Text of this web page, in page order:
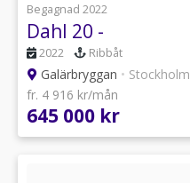
Begagnad 2022
Dahl 20 -
2022 Ribbåt
Galärbryggan • Stockholm
fr. 4 916 kr/mån
645 000 kr